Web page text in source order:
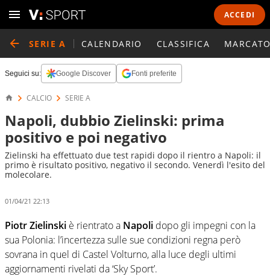
ACCEDI
SERIE A CALENDARIO CLASSIFICA
Seguici su: Google Discover Fonti preferite
CALCIO SERIE A
Napoli, dubbio Zielinski: prima
positivo e poi negativo
Zielinski ha effettuato due test rapidi dopo il rientro a Napoli: il
primo è risultato positivo, negativo il secondo. Venerdì l'esito del
molecolare.
01/04/21 22:13
Piotr Zielinski è rientrato a Napoli dopo gli impegni con la
sua Polonia: l’incertezza sulle sue condizioni regna però
sovrana in quel di Castel Volturno, alla luce degli ultimi
aggiornamenti rivelati da ‘Sky Sport’.